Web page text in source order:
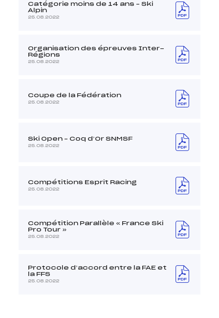
Catégorie moins de 14 ans – Ski
Alpin
25.08.2022
Organisation des épreuves Inter-
Régions
25.08.2022
Coupe de la Fédération
25.08.2022
Ski Open – Coq d’Or SNMSF
25.08.2022
Compétitions Esprit Racing
25.08.2022
Compétition Parallèle « France Ski
Pro Tour »
25.08.2022
Protocole d’accord entre la FAE et
la FFS
25.08.2022